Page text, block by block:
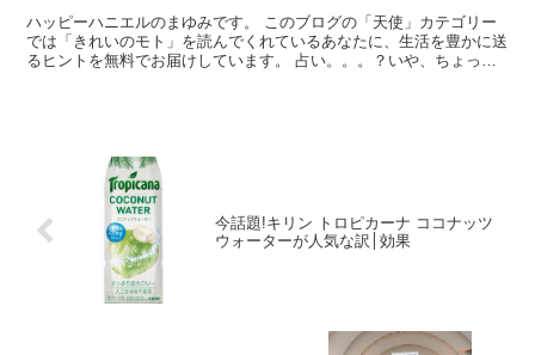
ハッピーハニエルのまゆみです。 このブログの「天使」カテゴリー
では「きれいのモト」を読んでくれているあなたに、生活を豊かに送
るヒントを無料でお届けしています。 占い。。。？いや、ちょっと
今話題!キリン トロピカーナ ココナッツ
ウォーターが人気な訳│効果